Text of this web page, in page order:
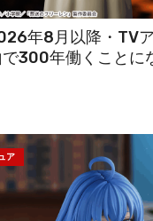
年8月以降・TV
で300年働くことに
立体化！
ア